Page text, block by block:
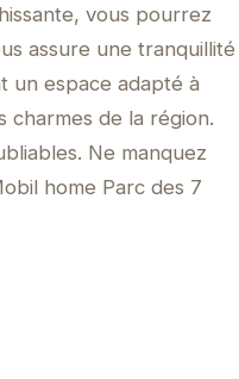
vous pourrez
assure une tranquillité
un espace adapté à
charmes de la région.
Ne manquez
home Parc des 7